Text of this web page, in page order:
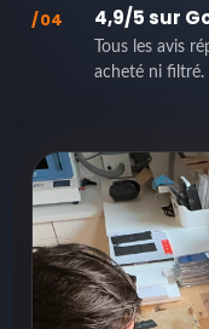
/04 4,9/5 sur
Tous les avis
acheté ni filtré.